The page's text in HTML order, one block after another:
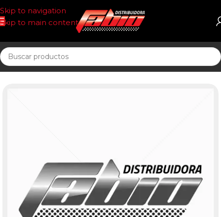
Skip to navigation
Skip to main content
Inicio PASTILLAS DE FRENO